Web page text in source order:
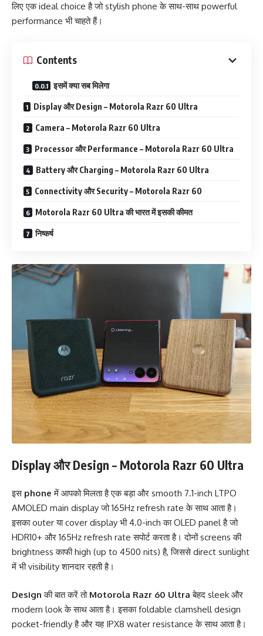
लिए एक ideal choice है जो stylish phone के साथ-साथ powerful
performance भी चाहते हैं।
Contents
इसमें क्या सब मिलेगा
Display और Design – Motorola Razr 60 Ultra
Camera – Motorola Razr 60 Ultra
Processor और Performance – Motorola Razr 60 Ultra
Battery और Charging – Motorola Razr 60 Ultra
Connectivity और Security – Motorola Razr 60
Motorola Razr 60 Ultra की भारत में इसकी कीमत
निष्कर्ष
Display और Design – Motorola Razr 60 Ultra
इस phone में आपको मिलता है एक बड़ा और smooth 7.1-inch LTPO
AMOLED main display जो 165Hz refresh rate के साथ आता है।
इसका outer या cover display भी 4.0-inch का OLED panel है जो
HDR10+ और 165Hz refresh rate सपोर्ट करता है। दोनों screens की
brightness काफी high (up to 4500 nits) है, जिससे direct sunlight
में भी visibility शानदार रहती है।
Design की बात करें तो Motorola Razr 60 Ultra बेहद sleek और
modern look के साथ आता है। इसका foldable clamshell design
pocket-friendly है और यह IPX8 water resistance के साथ आता है।